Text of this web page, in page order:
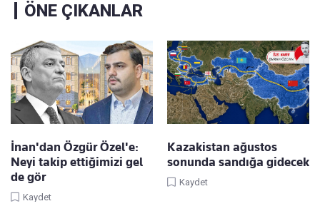
ÖNE ÇIKANLAR
İnan'dan Özgür Özel'e:
Neyi takip ettiğimizi gel
de gör
Kaydet
Kazakistan ağustos
sonunda sandığa gidecek
Kaydet